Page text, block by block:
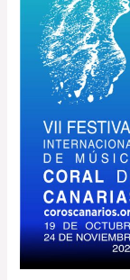
Literario
Las
Palmas
Gran
Canaria